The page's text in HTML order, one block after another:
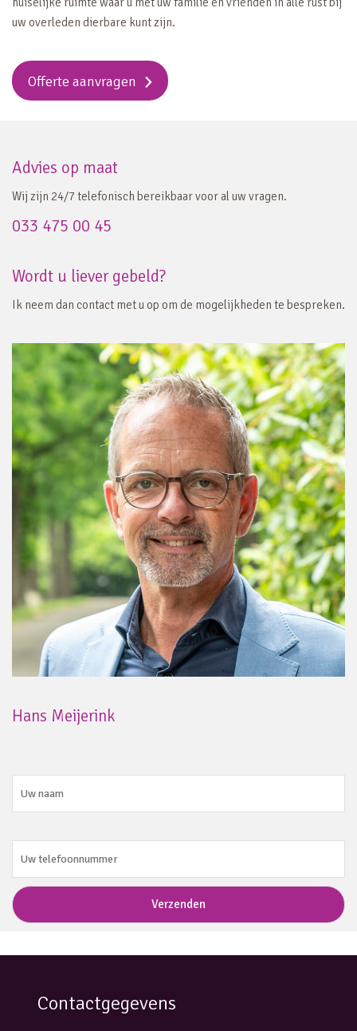
uw overleden dierbare kunt zijn.
Offerte aanvragen
Advies op maat
Wij zijn 24/7 telefonisch bereikbaar voor al uw vragen.
033 475 00 45
Wordt u liever gebeld?
Ik neem dan contact met u op om de mogelijkheden te bespreken.
Hans Meijerink
Contactgegevens